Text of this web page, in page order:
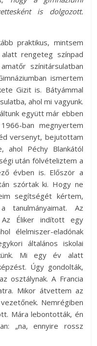
is dolgozott.
praktikus, mintsem
rengeteg színpad
színitársulatban
ismertem
Gizit is. Bátyámmal
ahol mi vagyunk.
együtt már ebben
ban megnyertem
versenyt, bejutottam
ahol Péchy Blankától
után fölvételiztem a
évben is. Először a
szórtak ki. Hogy ne
segítségét kértem,
tanulmányaimat. Az
Éliker indított egy
élelmiszer-eladónak
általános iskolai
Mi egy év alatt
Úgy gondolták,
osztálynak. A Francia
Mikor átvettem az
Nemrégiben
Mára lebontották, én
„na, ennyire rossz